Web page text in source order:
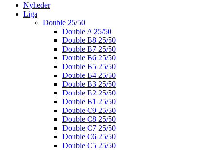
Nyheder
Liga
Double 25/50
Double A 25/50
Double B8 25/50
Double B7 25/50
Double B6 25/50
Double B5 25/50
Double B4 25/50
Double B3 25/50
Double B2 25/50
Double B1 25/50
Double C9 25/50
Double C8 25/50
Double C7 25/50
Double C6 25/50
Double C5 25/50